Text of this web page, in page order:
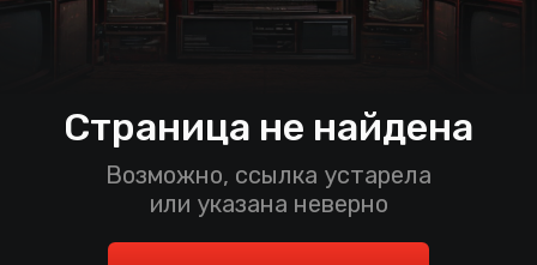
Страница не найдена
Возможно, ссылка устарела
или указана неверно